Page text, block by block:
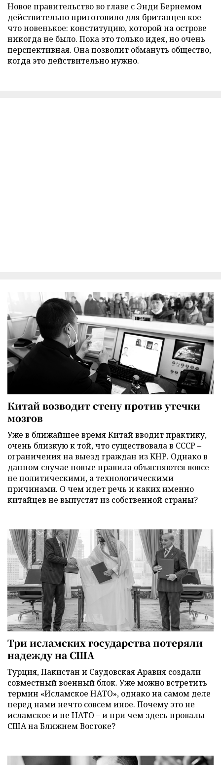
Новое правительство во главе с Энди Бернемом
действительно приготовило для британцев кое-
что новенькое: конституцию, которой на острове
никогда не было. Пока это только идея, но очень
перспективная. Она позволит обмануть общество,
когда это действительно нужно.
Китай возводит стену против утечки
мозгов
Уже в ближайшее время Китай вводит практику,
очень близкую к той, что существовала в СССР –
ограничения на выезд граждан из КНР. Однако в
данном случае новые правила объясняются вовсе
не политическими, а технологическими
причинами. О чем идет речь и каких именно
китайцев не выпустят из собственной страны?
Три исламских государства потеряли
надежду на США
Турция, Пакистан и Саудовская Аравия создали
совместный военный блок. Уже можно встретить
термин «Исламское НАТО», однако на самом деле
перед нами нечто совсем иное. Почему это не
исламское и не НАТО – и при чем здесь провалы
США на Ближнем Востоке?